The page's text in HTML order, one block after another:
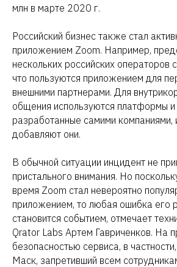
млн в марте 2020 г.
Российский бизнес также стал
приложением Zoom. Например,
нескольких российских операторов
что пользуются приложением для
внешними партнерами. Для
общения используются платформы и
разработанные самими компаниями,
добавляют они.
В обычной ситуации инцидент не
пристального внимания. Но
время Zoom стал невероятно
приложением, то любая ошибка его
становится событием, отмечает
Qrator Labs Артем Гавриченков. На
безопасностью сервиса, в
Маск, запретивший всем